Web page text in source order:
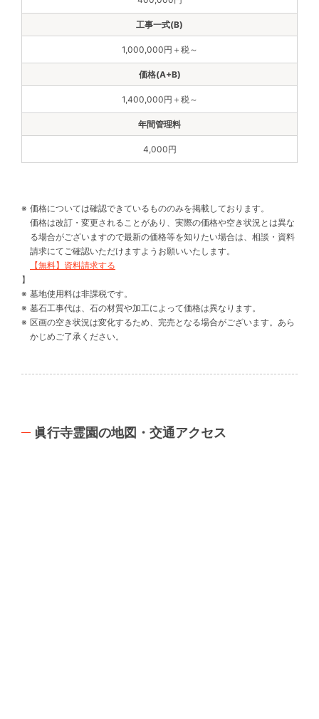
1,000,000円＋税～
1,400,000円＋税～
4,000円
価格については確認できているもののみを掲載しております。
価格は改訂・変更されることがあり、実際の価格や空き状況とは異な
る場合がございますので最新の価格等を知りたい場合は、相談・資料
請求にてご確認いただけますようお願いいたします。
【無料】資料請求する
】
墓地使用料は非課税です。
墓石工事代は、石の材質や加工によって価格は異なります。
区画の空き状況は変化するため、完売となる場合がございます。あら
かじめご了承ください。
眞行寺霊園の地図・交通アクセス